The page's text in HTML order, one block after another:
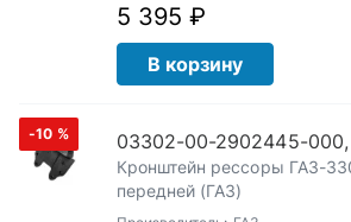
5 395 ₽
В корзину
-10 % 03302-00-2902445-
Кронштейн рессоры ГАЗ-
передней (ГАЗ)